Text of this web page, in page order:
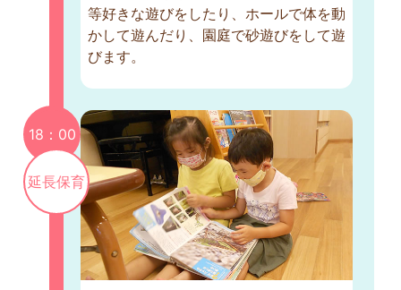
等好きな遊びをしたり、ホールで体を動
かして遊んだり、園庭で砂遊びをして遊
びます。
18：00
延長保育